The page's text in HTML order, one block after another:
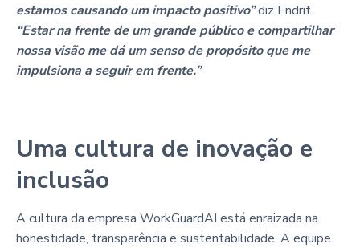
estamos causando um impacto positivo”diz Endrit.
“Estar na frente de um grande público e compartilhar
nossa visão me dá um senso de propósito que me
impulsiona a seguir em frente.”
Uma cultura de inovação e
inclusão
A cultura da empresa WorkGuardAI está enraizada na
honestidade, transparência e sustentabilidade. A equipe